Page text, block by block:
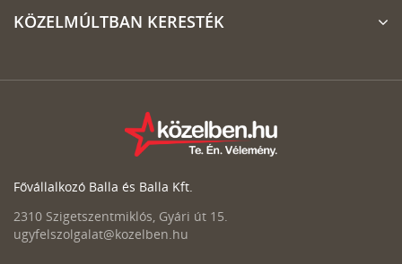
KÖZELMÚLTBAN KERESTÉK
Fővállalkozó Balla és Balla Kft.
2310 Szigetszentmiklós, Gyári út 15.
ugyfelszolgalat@kozelben.hu